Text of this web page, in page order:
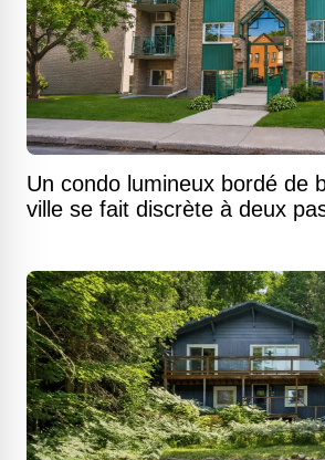
Un condo lumineux bordé de
ville se fait discrète à deux